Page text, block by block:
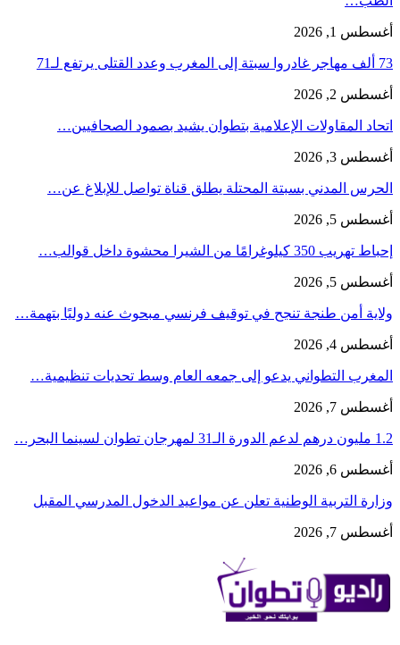
أغسطس 1, 2026
73 ألف مهاجر غادروا سبتة إلى المغرب وعدد القتلى يرتفع لـ71
أغسطس 2, 2026
اتحاد المقاولات الإعلامية بتطوان يشيد بصمود الصحافيين…
أغسطس 3, 2026
الحرس المدني بسبتة المحتلة يطلق قناة تواصل للإبلاغ عن…
أغسطس 5, 2026
إحباط تهريب 350 كيلوغرامًا من الشيرا محشوة داخل قوالب…
أغسطس 5, 2026
ولاية أمن طنجة تنجح في توقيف فرنسي مبحوث عنه دوليًا بتهمة…
أغسطس 4, 2026
المغرب التطواني يدعو إلى جمعه العام وسط تحديات تنظيمية…
أغسطس 7, 2026
1.2 مليون درهم لدعم الدورة الـ31 لمهرجان تطوان لسينما البحر…
أغسطس 6, 2026
وزارة التربية الوطنية تعلن عن مواعيد الدخول المدرسي المقبل
أغسطس 7, 2026